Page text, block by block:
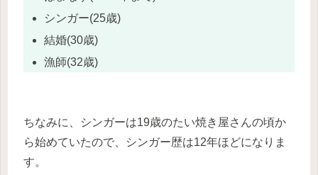
シンガー(25歳)
結婚(30歳)
漁師(32歳)
ちなみに、シンガーは19歳のたい焼き屋さんの頃か
ら始めていたので、シンガー歴は12年ほどになりま
す。